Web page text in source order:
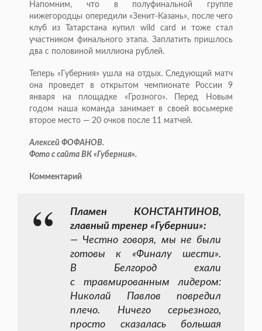
Напомним, что в полуфинальной группе
нижегородцы опередили «Зенит-Казань», после чего
клуб из Татарстана купил wild card и тоже стал
участником финального этапа. Заплатить пришлось
два с половиной миллиона рублей.
Теперь «Губерния» ушла на отдых. Следующий матч
она проведет в открытом чемпионате России 9
января на площадке «Грозного». Перед Новым
годом наша команда занимает в своей восьмерке
второе место — 20 очков после 11 матчей.
Алексей ФОФАНОВ.
Фото с сайта ВК «Губерния».
Комментарий
Пламен КОНСТАНТИНОВ,
главный тренер «Губернии»:
— Честно говоря, мы не были
готовы к «Финалу шести».
В Белгород ехали
с травмированным лидером:
Николай Павлов повредил
плечо. Ничего серьезного,
просто сказалась большая